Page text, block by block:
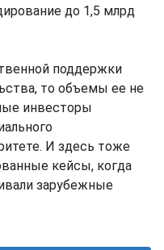
до 1,5 млрд
поддержки
то объемы ее не
инвесторы
И здесь тоже
кейсы, когда
зарубежные